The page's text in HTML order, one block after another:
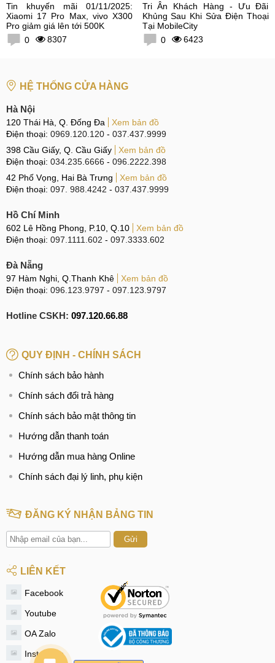
Tin khuyến mãi 01/11/2025:
Xiaomi 17 Pro Max, vivo X300
Pro giảm giá lên tới 500K
0
8307
Tri Ân Khách Hàng - Ưu Đãi
Khủng Sau Khi Sửa Điện Thoại
Tại MobileCity
0
6423
HỆ THỐNG CỬA HÀNG
Hà Nội
120 Thái Hà, Q. Đống Đa
Xem bản đồ
Điện thoại: 0969.120.120 - 037.437.9999
398 Cầu Giấy, Q. Cầu Giấy
Xem bản đồ
Điện thoại: 034.235.6666 - 096.2222.398
42 Phố Vọng, Hai Bà Trưng
Xem bản đồ
Điện thoại: 097. 988.4242 - 037.437.9999
Hồ Chí Minh
602 Lê Hồng Phong, P.10, Q.10
Xem bản đồ
Điện thoại: 097.1111.602 - 097.3333.602
Đà Nẵng
97 Hàm Nghi, Q.Thanh Khê
Xem bản đồ
Điện thoại: 096.123.9797 - 097.123.9797
Hotline CSKH: 097.120.66.88
QUY ĐỊNH - CHÍNH SÁCH
Chính sách bảo hành
Chính sách đổi trả hàng
Chính sách bảo mật thông tin
Hướng dẫn thanh toán
Hướng dẫn mua hàng Online
Chính sách đại lý linh, phụ kiện
ĐĂNG KÝ NHẬN BẢNG TIN
Gửi
LIÊN KẾT
Facebook
Youtube
OA Zalo
Instagram